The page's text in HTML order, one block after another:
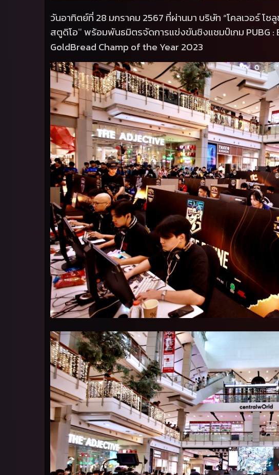
วันอาทิตย์ที่ 28 มกราคม 2567 ที่ผ่านมา บริษัท “โคลเวอร์ โซ
สตูดิโอ" พร้อมพันธมิตรจัดการแข่งขันชิงแชมป์เกม PUBG :
GoldBread Champ of the Year 2023